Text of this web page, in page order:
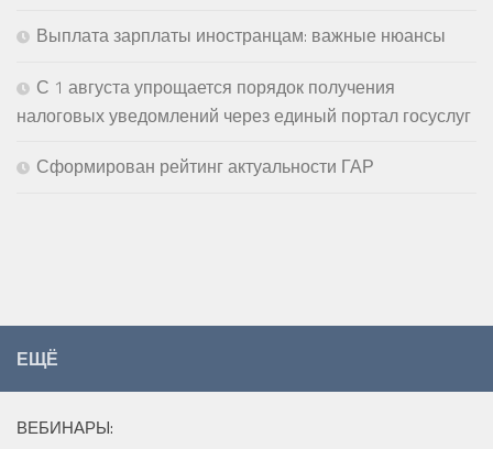
Выплата зарплаты иностранцам: важные нюансы
С 1 августа упрощается порядок получения
налоговых уведомлений через единый портал госуслуг
Сформирован рейтинг актуальности ГАР
ЕЩЁ
ВЕБИНАРЫ: